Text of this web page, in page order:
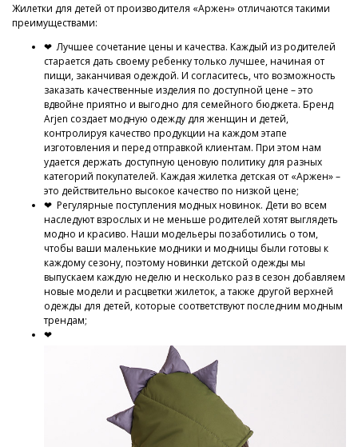
Жилетки для детей от производителя «Аржен» отличаются такими
преимуществами:
❤ Лучшее сочетание цены и качества. Каждый из родителей
старается дать своему ребенку только лучшее, начиная от
пищи, заканчивая одеждой. И согласитесь, что возможность
заказать качественные изделия по доступной цене – это
вдвойне приятно и выгодно для семейного бюджета. Бренд
Arjen создает модную одежду для женщин и детей,
контролируя качество продукции на каждом этапе
изготовления и перед отправкой клиентам. При этом нам
удается держать доступную ценовую политику для разных
категорий покупателей. Каждая жилетка детская от «Аржен» –
это действительно высокое качество по низкой цене;
❤ Регулярные поступления модных новинок. Дети во всем
наследуют взрослых и не меньше родителей хотят выглядеть
модно и красиво. Наши модельеры позаботились о том,
чтобы ваши маленькие модники и модницы были готовы к
каждому сезону, поэтому новинки детской одежды мы
выпускаем каждую неделю и несколько раз в сезон добавляем
новые модели и расцветки жилеток, а также другой верхней
одежды для детей, которые соответствуют последним модным
трендам;
❤